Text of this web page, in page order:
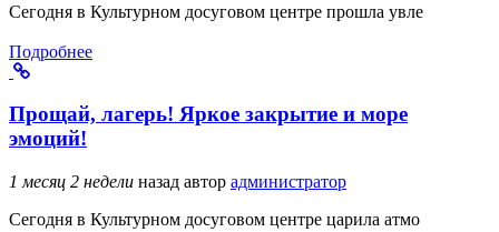
Сегодня в Культурном досуговом центре прошла увле
Подробнее
Прощай, лагерь! Яркое закрытие и море
эмоций!
1 месяц 2 недели назад автор администратор
Сегодня в Культурном досуговом центре царила атмо